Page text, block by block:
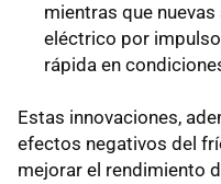
mientras que
eléctrico por
rápida en
Estas innovaciones,
efectos negativos del
mejorar el rendimiento